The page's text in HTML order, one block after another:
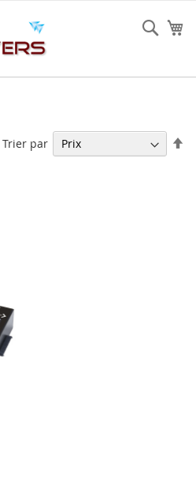
Trier par